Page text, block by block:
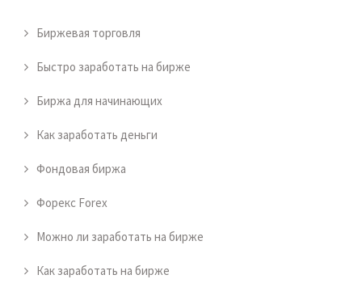
Биржевая торговля
Быстро заработать на бирже
Биржа для начинающих
Как заработать деньги
Фондовая биржа
Форекс Forex
Можно ли заработать на бирже
Как заработать на бирже